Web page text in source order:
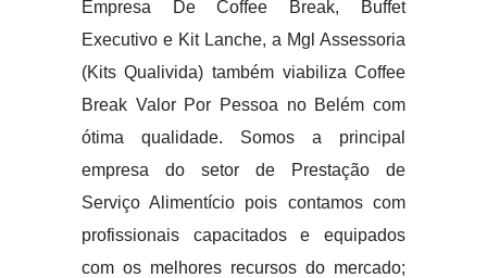
Empresa De Coffee Break, Buffet
Executivo e Kit Lanche, a Mgl Assessoria
(Kits Qualivida) também viabiliza Coffee
Break Valor Por Pessoa no Belém com
ótima qualidade. Somos a principal
empresa do setor de Prestação de
Serviço Alimentício pois contamos com
profissionais capacitados e equipados
com os melhores recursos do mercado;